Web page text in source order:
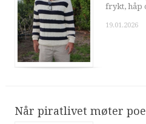
frykt, håp
19.01.2026
Når piratlivet møter